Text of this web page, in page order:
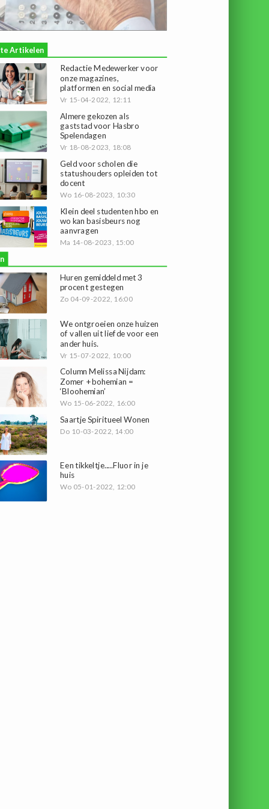
Artikelen
Redactie Medewerker voor
onze magazines,
platformen en social media
Vr 15-04-2022, 12:11
Almere gekozen als
gaststad voor Hasbro
Spelendagen
Vr 18-08-2023, 18:08
Geld voor scholen die
statushouders opleiden tot
docent
Wo 16-08-2023, 10:30
Klein deel studenten hbo en
wo kan basisbeurs nog
aanvragen
Ma 14-08-2023, 15:00
Huren gemiddeld met 3
procent gestegen
Zo 04-09-2022, 16:00
We ontgroeien onze huizen
of vallen uit liefde voor een
ander huis.
Vr 15-07-2022, 10:00
Column Melissa Nijdam:
Zomer + bohemian =
‘Bloohemian’
Wo 15-06-2022, 16:00
Saartje Spiritueel Wonen
Do 10-03-2022, 14:00
Een tikkeltje.....Fluor in je
huis
Wo 05-01-2022, 12:00